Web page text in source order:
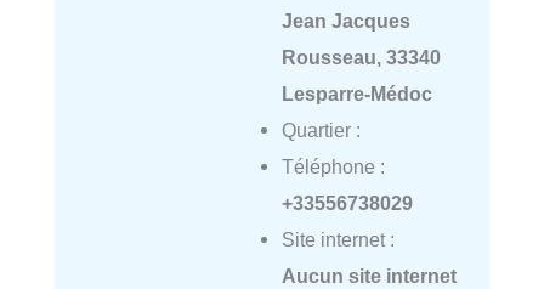
Jean Jacques
Rousseau, 33340
Lesparre-Médoc
Quartier :
Téléphone :
+33556738029
Site internet :
Aucun site internet